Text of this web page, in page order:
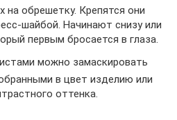
на обрешетку. Крепятся они
шайбой. Начинают снизу или
первым бросается в глаза.
можно замаскировать
в цвет изделию или
оттенка.